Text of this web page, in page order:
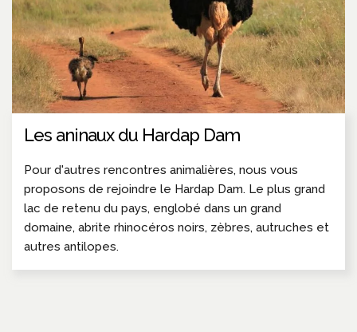
Les aninaux du Hardap Dam
Pour d'autres rencontres animalières, nous vous
proposons de rejoindre le Hardap Dam. Le plus grand
lac de retenu du pays, englobé dans un grand
domaine, abrite rhinocéros noirs, zèbres, autruches et
autres antilopes.